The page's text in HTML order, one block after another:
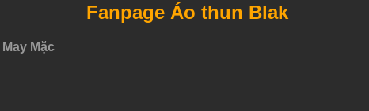
May Mặc
Fanpage Áo thun Blak